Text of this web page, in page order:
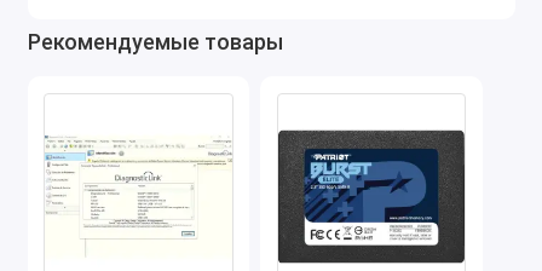
Советы по оптимизации работы техники и
повышению её производительности.
4. Обновлённая база данных 2021 года
Полное покрытие техники CLAAS, выпущенной
до июля 2021 года.
Учёт всех изменений и обновлений в
конструкции оборудования.
Рекомендуемые товары